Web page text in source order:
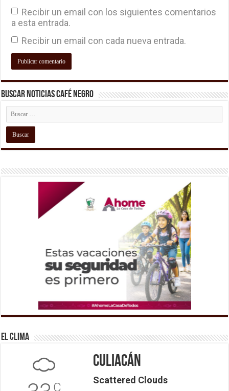
Recibir un email con los siguientes comentarios
a esta entrada.
Recibir un email con cada nueva entrada.
Buscar Noticias Café Negro
El Clima
C
Culiacán
Scattered Clouds